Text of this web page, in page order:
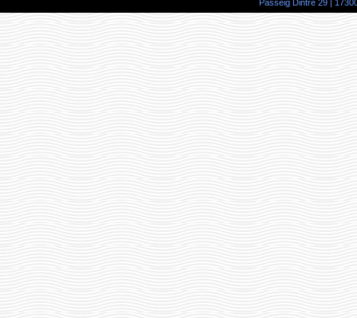
Passeig Dintre 29 |